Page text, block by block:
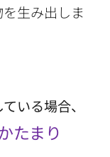
生み出しま
いる場合、
たまり